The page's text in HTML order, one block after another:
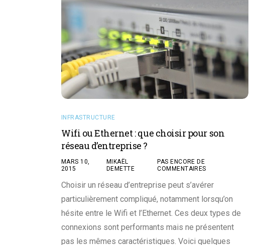
INFRASTRUCTURE
Wifi ou Ethernet : que choisir pour son
réseau d’entreprise ?
MARS 10,
2015
MIKAËL
DEMETTE
PAS ENCORE DE
COMMENTAIRES
Choisir un réseau d’entreprise peut s’avérer
particulièrement compliqué, notamment lorsqu’on
hésite entre le Wifi et l’Ethernet. Ces deux types de
connexions sont performants mais ne présentent
pas les mêmes caractéristiques. Voici quelques